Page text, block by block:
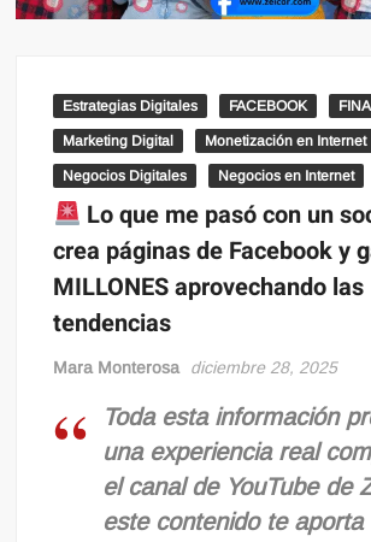
Estrategias Digitales FACEBOOK
Marketing Digital Monetización en Internet
Negocios Digitales Negocios en Internet
Lo que me pasó con un
crea páginas de Facebook y
MILLONES aprovechando las
tendencias
Mara Monterosa diciembre 28, 2025
Toda esta información
una experiencia real
el canal de YouTube de
este contenido te aporta